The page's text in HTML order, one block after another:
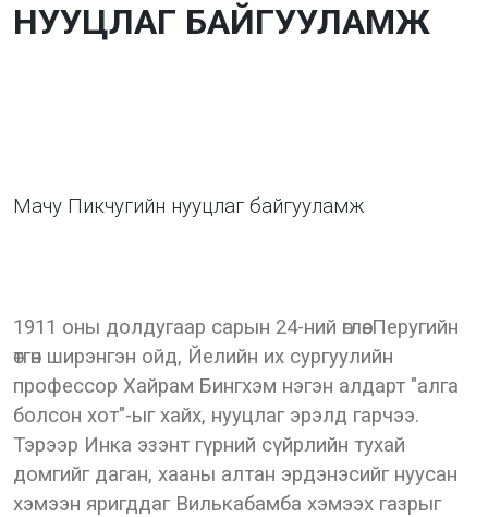
НУУЦЛАГ БАЙГУУЛАМЖ
Мачу Пикчугийн нууцлаг байгууламж
1911 оны долдугаар сарын 24-ний өглөө. Перугийн
өтгөн ширэнгэн ойд, Йелийн их сургуулийн
профессор Хайрам Бингхэм нэгэн алдарт "алга
болсон хот"-ыг хайх, нууцлаг эрэлд гарчээ.
Тэрээр Инка эзэнт гүрний сүйрлийн тухай
домгийг даган, хааны алтан эрдэнэсийг нуусан
хэмээн яригддаг Вилькабамба хэмээх газрыг